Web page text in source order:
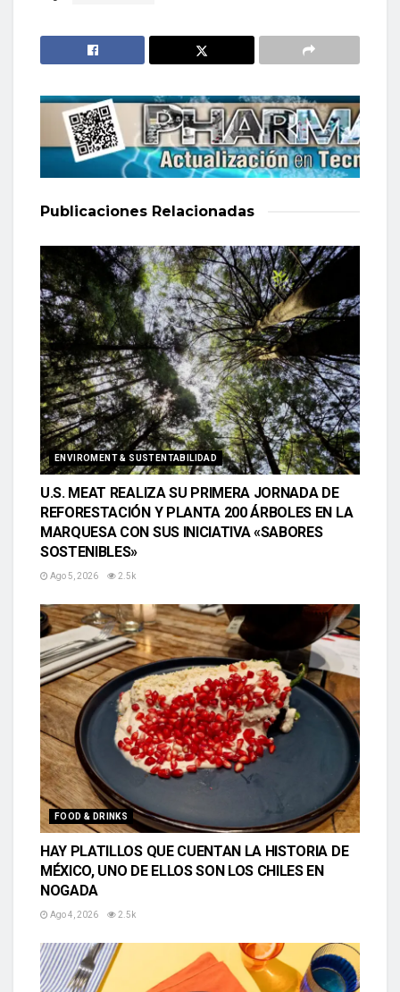
Publicaciones Relacionadas
ENVIROMENT & SUSTENTABILIDAD
U.S. MEAT REALIZA SU PRIMERA JORNADA DE
REFORESTACIÓN Y PLANTA 200 ÁRBOLES EN LA
MARQUESA CON SUS INICIATIVA «SABORES
SOSTENIBLES»
Ago 5, 2026 2.5k
FOOD & DRINKS
HAY PLATILLOS QUE CUENTAN LA HISTORIA DE
MÉXICO, UNO DE ELLOS SON LOS CHILES EN
NOGADA
Ago 4, 2026 2.5k